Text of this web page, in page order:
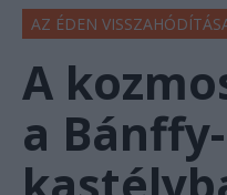
AZ ÉDEN
A
a Bánffy-